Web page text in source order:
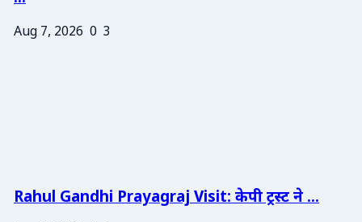
Aug 7, 2026 0 3
Rahul Gandhi Prayagraj Visit: केपी ट्रस्ट ने ...